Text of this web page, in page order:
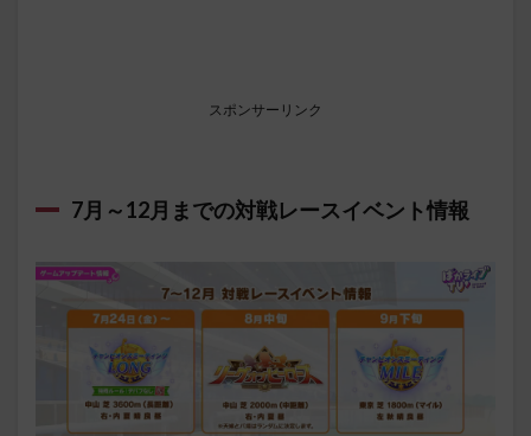
スポンサーリンク
7月～12月までの対戦レースイベント情報